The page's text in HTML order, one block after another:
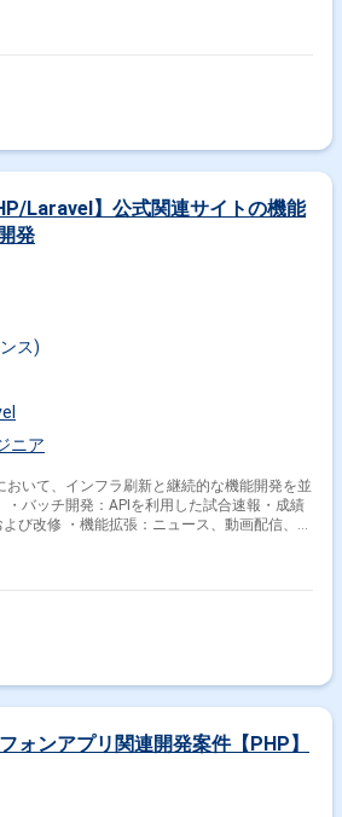
続連携テストのログ確認 ・配信サーバーの計
Laravel】公式関連サイトの機能
発
ス)
ニア
おいて、インフラ刷新と継続的な機能開発を並
・バッチ開発：APIを利用した試合速報・成績
び改修 ・機能拡張：ニュース、動画配信、ラ
びメンテナンス ・AWS環境におけるパフォ
ォンアプリ関連開発案件【PHP】